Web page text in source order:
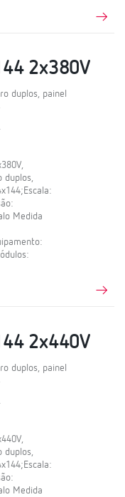
2x380V
duplos, painel
duplos,
Medida
2x440V
duplos, painel
duplos,
Medida